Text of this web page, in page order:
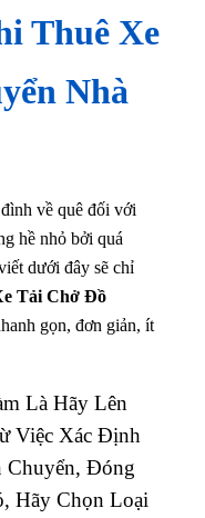
Thuê Xe
Nhà
về quê đối với
hề nhỏ bởi quá
dưới đây sẽ chỉ
Tải Chở Đồ
gọn, đơn giản, ít
Là Hãy Lên
Việc Xác Định
Chuyển, Đóng
Hãy Chọn Loại